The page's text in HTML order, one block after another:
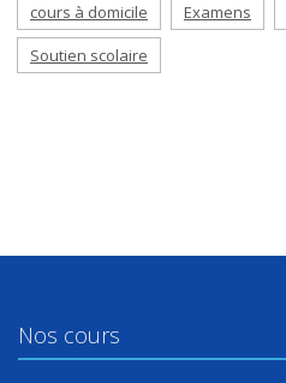
cours à domicile
Examens
Soutien scolaire
Nos cours